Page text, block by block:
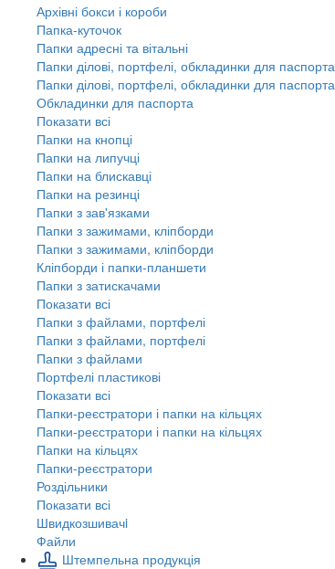
Архівні бокси і короби
Папка-куточок
Папки адресні та вітальні
Папки ділові, портфелі, обкладинки для паспорта
Папки ділові, портфелі, обкладинки для паспорта
Обкладинки для паспорта
Показати всі
Папки на кнопці
Папки на липучці
Папки на блискавці
Папки на резинці
Папки з зав'язками
Папки з зажимами, кліпборди
Папки з зажимами, кліпборди
Кліпборди і папки-планшети
Папки з затискачами
Показати всі
Папки з файлами, портфелі
Папки з файлами, портфелі
Папки з файлами
Портфелі пластикові
Показати всі
Папки-реєстратори і папки на кільцях
Папки-реєстратори і папки на кільцях
Папки на кільцях
Папки-реєстратори
Роздільники
Показати всі
Швидкозшивачi
Файли
Штемпельна продукція